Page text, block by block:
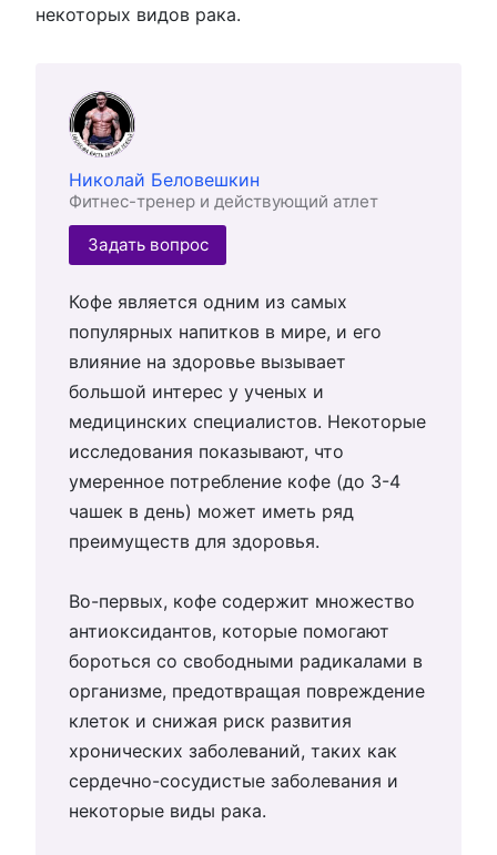
некоторых видов рака.
Николай Беловешкин
Фитнес-тренер и действующий атлет
Задать вопрос
Кофе является одним из самых
популярных напитков в мире, и его
влияние на здоровье вызывает
большой интерес у ученых и
медицинских специалистов. Некоторые
исследования показывают, что
умеренное потребление кофе (до 3-4
чашек в день) может иметь ряд
преимуществ для здоровья.
Во-первых, кофе содержит множество
антиоксидантов, которые помогают
бороться со свободными радикалами в
организме, предотвращая повреждение
клеток и снижая риск развития
хронических заболеваний, таких как
сердечно-сосудистые заболевания и
некоторые виды рака.